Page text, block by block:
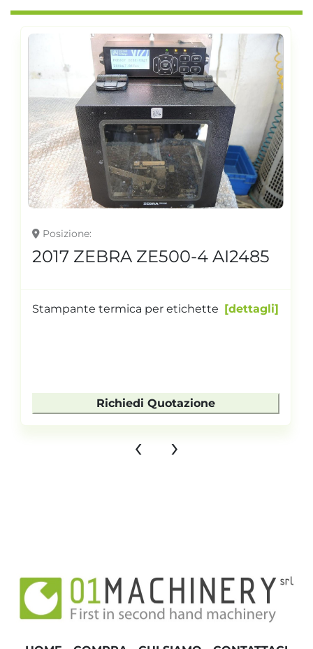
Posizione
2017 ZEBRA ZE500-4 AI2485
Stampante termica per etichette dettagli
Richiedi Quotazione
‹ ›